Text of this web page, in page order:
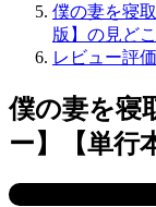
僕の妻を寝
版】の見ど
レビュー評価
僕の妻を寝
ー】【単行